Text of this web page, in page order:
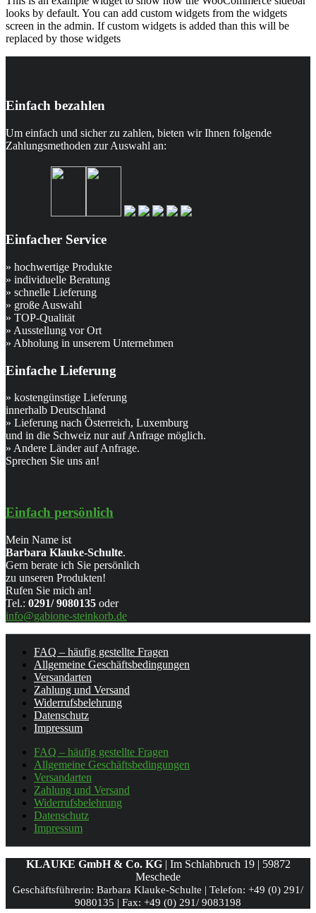
looks by default. You can add custom widgets from the widgets
screen in the admin. If custom widgets is added than this will be
replaced by those widgets
Einfach bezahlen
Um einfach und sicher zu zahlen, bieten wir Ihnen folgende
Zahlungsmethoden zur Auswahl an:
Einfacher Service
» hochwertige Produkte
» individuelle Beratung
» schnelle Lieferung
» große Auswahl
» TOP-Qualität
» Ausstellung vor Ort
» Abholung in unserem Unternehmen
Einfache Lieferung
» kostengünstige Lieferung
innerhalb Deutschland
» Lieferung nach Österreich, Luxemburg
und in die Schweiz nur auf Anfrage möglich.
» Andere Länder auf Anfrage.
Sprechen Sie uns an!
Einfach persönlich
Mein Name ist
Barbara Klauke-Schulte.
Gern berate ich Sie persönlich
zu unseren Produkten!
Rufen Sie mich an!
Tel.: 0291/ 9080135 oder
info@gabione-steinkorb.de
FAQ – häufig gestellte Fragen
Allgemeine Geschäftsbedingungen
Versandarten
Zahlung und Versand
Widerrufsbelehrung
Datenschutz
Impressum
FAQ – häufig gestellte Fragen
Allgemeine Geschäftsbedingungen
Versandarten
Zahlung und Versand
Widerrufsbelehrung
Datenschutz
Impressum
KLAUKE GmbH & Co. KG| Im Schlahbruch 19 | 59872
Meschede
Geschäftsführerin: Barbara Klauke-Schulte | Telefon: +49 (0) 291/
9080135 | Fax: +49 (0) 291/ 9083198